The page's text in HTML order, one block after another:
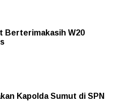
Berterimakasih W20
Kapolda Sumut di SPN